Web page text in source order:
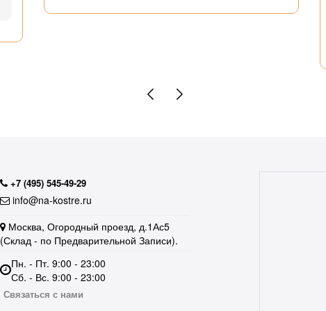
+7 (495) 545-49-29
info@na-kostre.ru
Москва, Огородный проезд, д.1Ас5
(Склад - по Предварительной Записи).
Пн. - Пт. 9:00 - 23:00
Сб. - Вс. 9:00 - 23:00
Связаться с нами